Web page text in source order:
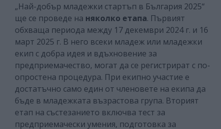
„Най-добър младежки стартъп в България 2025“
ще се проведе на няколко етапа. Първият
обхваща периода между 17 декември 2024 г. и 16
март 2025 г. В него всеки младеж или младежки
екип с добра идея и вдъхновение за
предприемачество, могат да се регистрират с по-
опростена процедура. При екипно участие е
достатъчно само един от членовете на екипа да
бъде в младежката възрастова група. Вторият
етап на състезанието включва тест за
предприемачески умения, подготовка за